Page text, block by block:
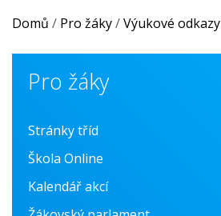
Domů / Pro žáky/Výukové odkazy
Pro žáky
Stránky tříd
Škola Online
Kalendář akcí